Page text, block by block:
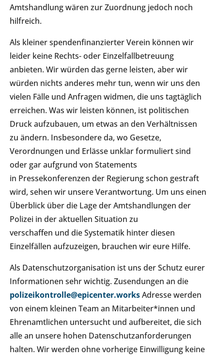
Amtshandlung wären zur Zuordnung jedoch noch
hilfreich.
Als kleiner spendenfinanzierter Verein können wir
leider keine Rechts- oder Einzelfallbetreuung
anbieten. Wir würden das gerne leisten, aber wir
würden nichts anderes mehr tun, wenn wir uns den
vielen Fälle und Anfragen widmen, die uns tagtäglich
erreichen. Was wir leisten können, ist politischen
Druck aufzubauen, um etwas an den Verhältnissen
zu ändern. Insbesondere da, wo Gesetze,
Verordnungen und Erlässe unklar formuliert sind
oder gar aufgrund von Statements
in Pressekonferenzen der Regierung schon gestraft
wird, sehen wir unsere Verantwortung. Um uns einen
Überblick über die Lage der Amtshandlungen der
Polizei in der aktuellen Situation zu
verschaffen und die Systematik hinter diesen
Einzelfällen aufzuzeigen, brauchen wir eure Hilfe.
Als Datenschutzorganisation ist uns der Schutz eurer
Informationen sehr wichtig. Zusendungen an die
polizeikontrolle@epicenter.worksAdresse werden
von einem kleinen Team an Mitarbeiter*innen und
Ehrenamtlichen untersucht und aufbereitet, die sich
alle an unsere hohen Datenschutzanforderungen
halten. Wir werden ohne vorherige Einwilligung keine